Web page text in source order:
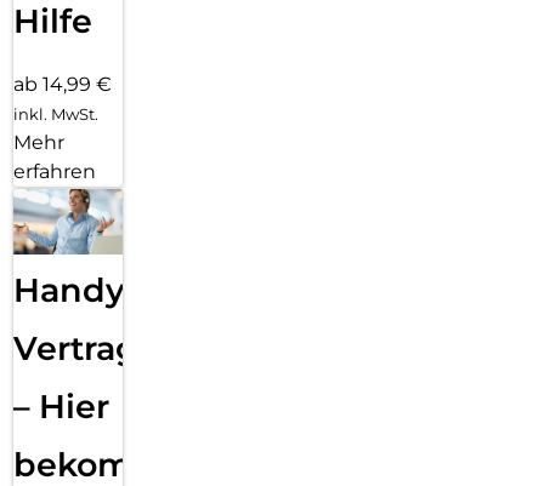
Hilfe
ab 14,99 €
inkl. MwSt.
Mehr
erfahren
Handy
Vertragsabwicklung
– Hier
bekommst